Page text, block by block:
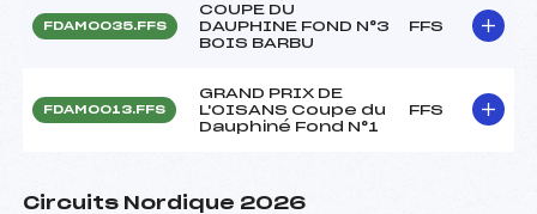
FDAM0035.FFS
COUPE DU
DAUPHINE FOND N°3
BOIS BARBU
FFS
FDAM0013.FFS
GRAND PRIX DE
L'OISANS Coupe du
Dauphiné Fond N°1
FFS
Circuits Nordique 2026